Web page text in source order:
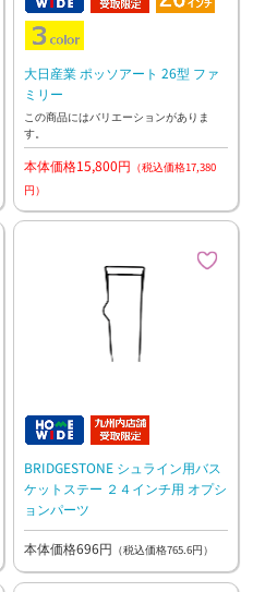
大日産業 ポッソアート 26型 ファ
ミリー
この商品にはバリエーションがありま
す。
本体価格15,800円 （税込価格17,380
円）
BRIDGESTONE シュライン用バス
ケットステー ２４インチ用 オプシ
ョンパーツ
本体価格696円 （税込価格765.6円）